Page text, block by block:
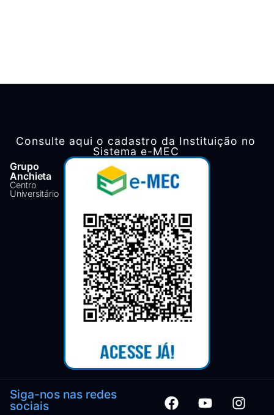
Grupo
Anchieta
Centro
Universitário
Consulte aqui o cadastro da Instituição no
Sistema e-MEC
Siga-nos nas redes
sociais